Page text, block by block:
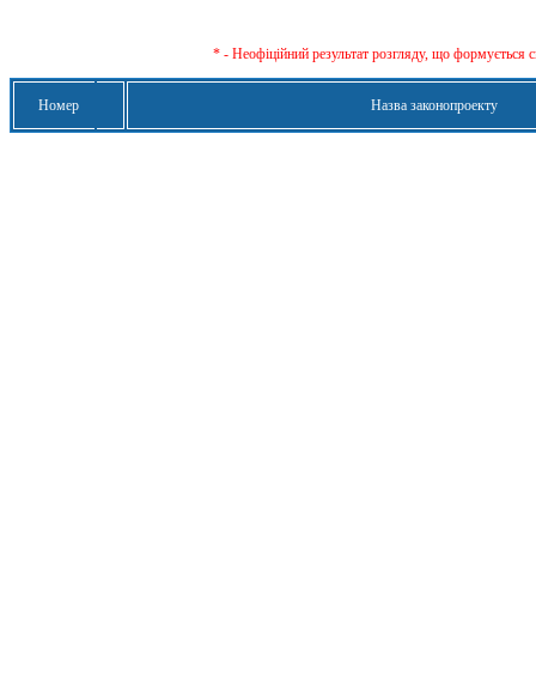
* - Неофіційний результат розгляду, що формується
Номер Назва законопроекту